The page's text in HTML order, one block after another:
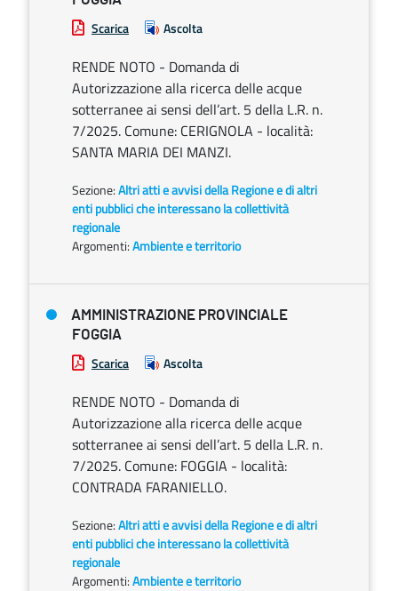
Scarica Ascolta
RENDE NOTO - Domanda di
Autorizzazione alla ricerca delle acque
sotterranee ai sensi dell’art. 5 della L.R. n.
7/2025. Comune: CERIGNOLA - località:
SANTA MARIA DEI MANZI.
Sezione:Altri atti e avvisi della Regione e di altri
enti pubblici che interessano la collettività
regionale
Argomenti:Ambiente e territorio
AMMINISTRAZIONE PROVINCIALE
FOGGIA
Scarica Ascolta
RENDE NOTO - Domanda di
Autorizzazione alla ricerca delle acque
sotterranee ai sensi dell’art. 5 della L.R. n.
7/2025. Comune: FOGGIA - località:
CONTRADA FARANIELLO.
Sezione:Altri atti e avvisi della Regione e di altri
enti pubblici che interessano la collettività
regionale
Argomenti:Ambiente e territorio